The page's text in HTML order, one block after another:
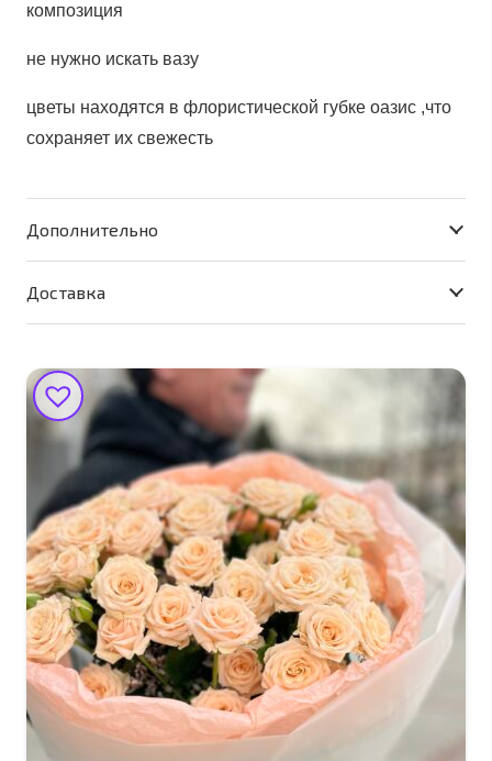
композиция
не нужно искать вазу
цветы находятся в флористической губке оазис ,что
сохраняет их свежесть
Дополнительно
Доставка